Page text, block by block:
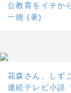
公教育をイチか
一徳 (著)
花森さん、しず
連続テレビ小説